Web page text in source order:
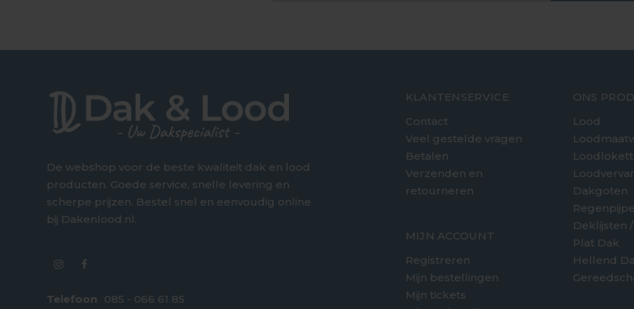
De webshop voor de beste kwaliteit dak en lood
producten. Goede service, snelle levering en
scherpe prijzen. Bestel snel en eenvoudig online
bij Dakenlood.nl.
Telefoon 085 - 066 61 85
KLANTENSERVICE
Contact
Veel gestelde vragen
Betalen
Verzenden en
retourneren
MIJN ACCOUNT
Registreren
Mijn bestellingen
Mijn tickets
ONS
Lood
Dakgoten
Deklijsten
Plat Dak
Hellend